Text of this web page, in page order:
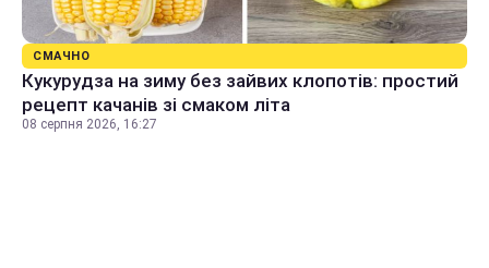
СМАЧНО
Кукурудза на зиму без зайвих клопотів: простий
рецепт качанів зі смаком літа
08 серпня 2026, 16:27